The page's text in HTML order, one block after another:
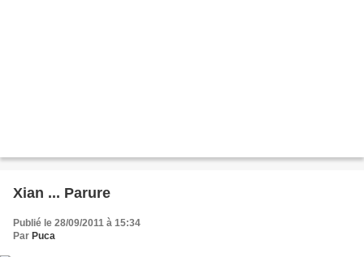
Xian ... Parure
Publié le 28/09/2011 à 15:34
Par Puca